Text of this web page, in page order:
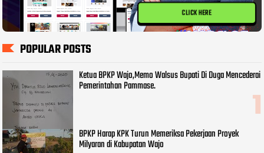
CLICK HERE
POPULAR POSTS
Ketua BPKP Wajo,Memo Walsus Bupati Di Duga Mencederai
Pemerintahan Pammase.
BPKP Harap KPK Turun Memeriksa Pekerjaan Proyek
Milyaran di Kabupatan Wajo